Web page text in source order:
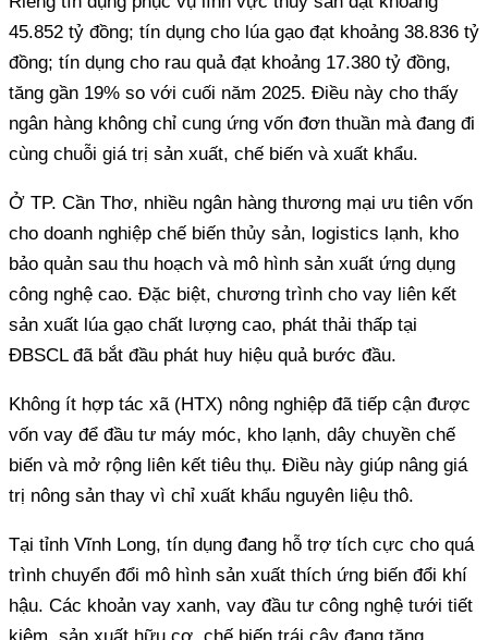
45.852 tỷ đồng; tín dụng cho lúa gạo đạt khoảng 38.836 tỷ
đồng; tín dụng cho rau quả đạt khoảng 17.380 tỷ đồng,
tăng gần 19% so với cuối năm 2025. Điều này cho thấy
ngân hàng không chỉ cung ứng vốn đơn thuần mà đang đi
cùng chuỗi giá trị sản xuất, chế biến và xuất khẩu.
Ở TP. Cần Thơ, nhiều ngân hàng thương mại ưu tiên vốn
cho doanh nghiệp chế biến thủy sản, logistics lạnh, kho
bảo quản sau thu hoạch và mô hình sản xuất ứng dụng
công nghệ cao. Đặc biệt, chương trình cho vay liên kết
sản xuất lúa gạo chất lượng cao, phát thải thấp tại
ĐBSCL đã bắt đầu phát huy hiệu quả bước đầu.
Không ít hợp tác xã (HTX) nông nghiệp đã tiếp cận được
vốn vay để đầu tư máy móc, kho lạnh, dây chuyền chế
biến và mở rộng liên kết tiêu thụ. Điều này giúp nâng giá
trị nông sản thay vì chỉ xuất khẩu nguyên liệu thô.
Tại tỉnh Vĩnh Long, tín dụng đang hỗ trợ tích cực cho quá
trình chuyển đổi mô hình sản xuất thích ứng biến đổi khí
hậu. Các khoản vay xanh, vay đầu tư công nghệ tưới tiết